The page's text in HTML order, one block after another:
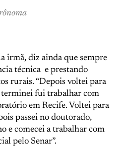
irmã, diz ainda que sempre
técnica e prestando
rurais. “Depois voltei para
terminei fui trabalhar com
em Recife. Voltei para
passei no doutorado,
e comecei a trabalhar com
pelo Senar”.